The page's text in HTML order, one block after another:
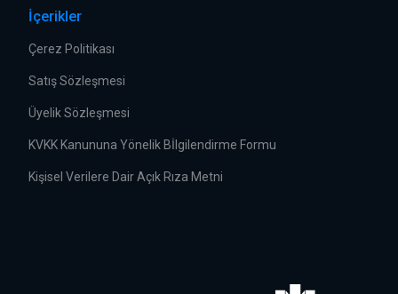
İçerikler
Çerez Politikası
Satış Sözleşmesi
Üyelik Sözleşmesi
KVKK Kanununa Yönelik Bİlgilendirme Formu
Kişisel Verilere Dair Açık Rıza Metni